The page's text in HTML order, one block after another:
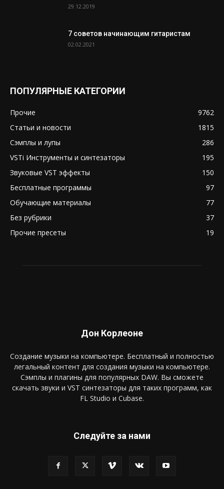
29.12.2019
7 советов начинающим гитаристам
02.02.2021
ПОПУЛЯРНЫЕ КАТЕГОРИИ
Прочие
9762
Статьи и новости
1815
Сэмплы и лупы
286
VSTi Инструменты и синтезаторы
195
Звуковые VST эффекты
150
Бесплатные программы
97
Обучающие материалы
77
Без рубрики
37
Прочие пресеты
19
Дон Корлеоне
Создание музыки на компьютере. Бесплатный и полностью
легальный контент для создания музыки на компьютере.
Сэмплы и плагины для популярных DAW. Вы сможете
скачать звуки и VST синтезаторы для таких программ, как
FL Studio и Cubase.
Следуйте за нами